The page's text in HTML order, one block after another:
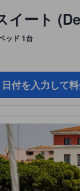
イート
ッド 1台
日付を入力して